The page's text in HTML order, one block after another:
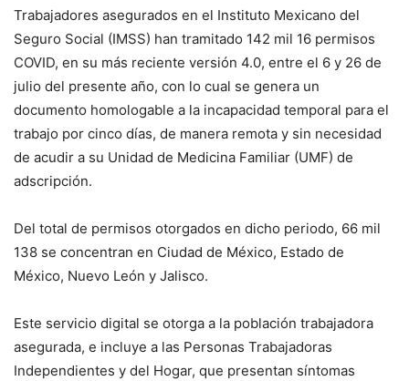
Trabajadores asegurados en el Instituto Mexicano del
Seguro Social (IMSS) han tramitado 142 mil 16 permisos
COVID, en su más reciente versión 4.0, entre el 6 y 26 de
julio del presente año, con lo cual se genera un
documento homologable a la incapacidad temporal para el
trabajo por cinco días, de manera remota y sin necesidad
de acudir a su Unidad de Medicina Familiar (UMF) de
adscripción.
Del total de permisos otorgados en dicho periodo, 66 mil
138 se concentran en Ciudad de México, Estado de
México, Nuevo León y Jalisco.
Este servicio digital se otorga a la población trabajadora
asegurada, e incluye a las Personas Trabajadoras
Independientes y del Hogar, que presentan síntomas